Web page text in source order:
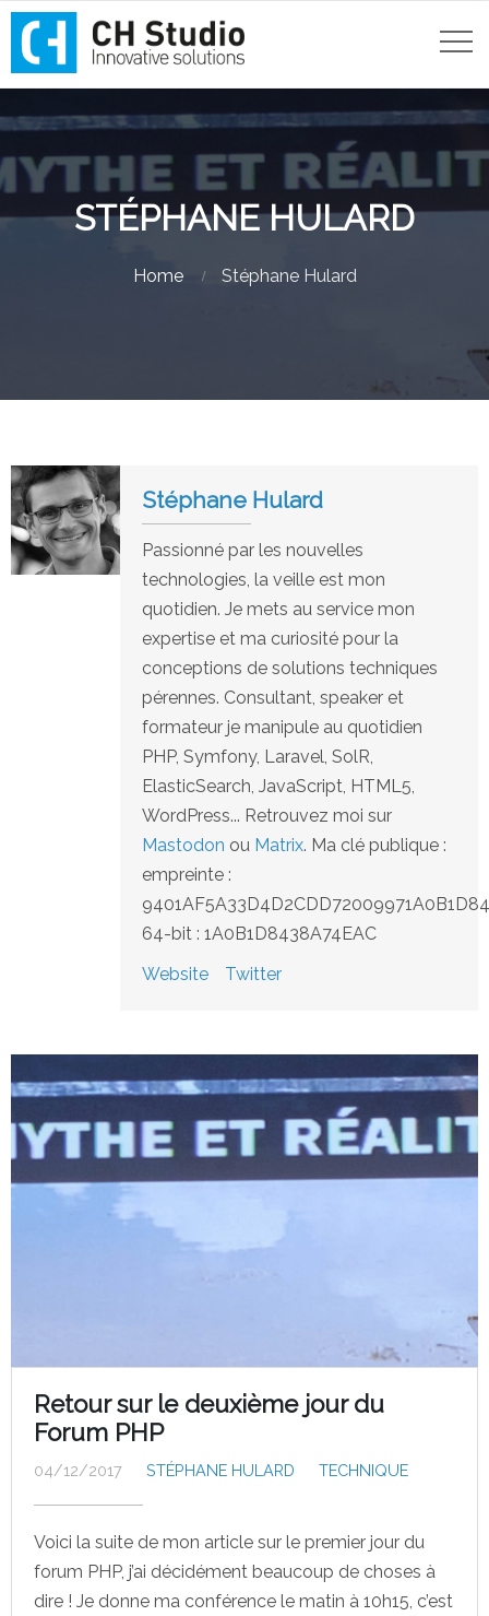
STÉPHANE HULARD
Home Stéphane Hulard
Stéphane Hulard
Passionné par les nouvelles
technologies, la veille est mon
quotidien. Je mets au service mon
expertise et ma curiosité pour la
conceptions de solutions techniques
pérennes. Consultant, speaker et
formateur je manipule au quotidien
PHP, Symfony, Laravel, SolR,
ElasticSearch, JavaScript, HTML5,
WordPress... Retrouvez moi sur
Mastodon ou Matrix. Ma clé publique :
empreinte :
64-bit : 1A0B1D8438A74EAC
Website
Twitter
Retour sur le deuxième jour du
Forum PHP
04/12/2017 STÉPHANE HULARD TECHNIQUE
Voici la suite de mon article sur le premier jour du
forum PHP, j’ai décidément beaucoup de choses à
dire ! Je donne ma conférence le matin à 10h15, c’est